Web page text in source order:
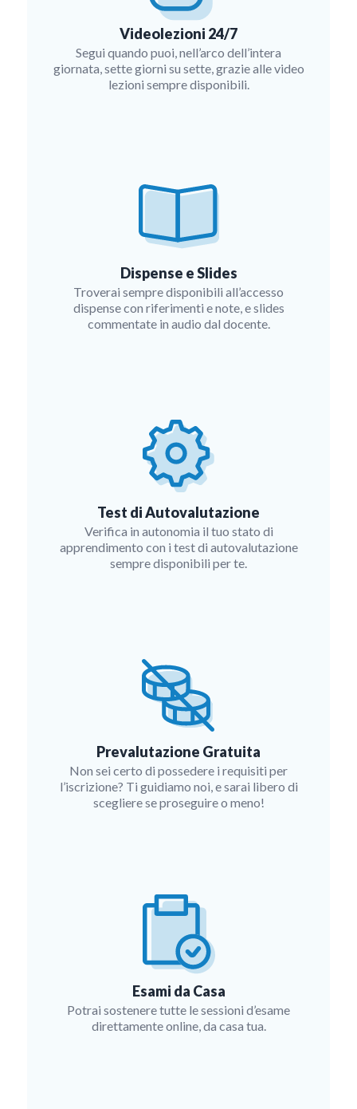
Videolezioni 24/7
Segui quando puoi, nell’arco dell’intera
giornata, sette giorni su sette, grazie alle video
lezioni sempre disponibili.
Dispense e Slides
Troverai sempre disponibili all’accesso
dispense con riferimenti e note, e slides
commentate in audio dal docente.
Test di Autovalutazione
Verifica in autonomia il tuo stato di
apprendimento con i test di autovalutazione
sempre disponibili per te.
Prevalutazione Gratuita
Non sei certo di possedere i requisiti per
l’iscrizione? Ti guidiamo noi, e sarai libero di
scegliere se proseguire o meno!
Esami da Casa
Potrai sostenere tutte le sessioni d’esame
direttamente online, da casa tua.